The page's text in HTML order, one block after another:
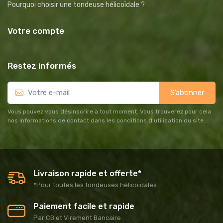
Pourquoi choisir une tondeuse hélicoïdale ?
Votre compte
Restez informés
S’abonner
Vous pouvez vous désinscrire à tout moment. Vous trouverez pour cela
nos informations de contact dans les conditions d'utilisation du site.
Livraison rapide et offerte*
*Pour toutes les tondeuses hélicoïdales
Paiement facile et rapide
Par CB et Virement Bancaire